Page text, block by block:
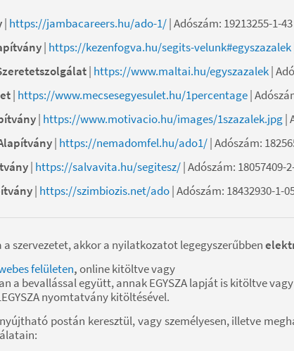
| https://jambacareers.hu/ado-1/| Adószám: 19213255-1-43
| https://kezenfogva.hu/segits-velunk#egyszazalek
| https://www.maltai.hu/egyszazalek|
| https://www.mecsesegyesulet.hu/1percentage|
| https://www.motivacio.hu/images/1szazalek.jpg|
| https://nemadomfel.hu/ado1/|Adószám:
| https://salvavita.hu/segitesz/| Adószám: 18057409-
| https://szimbiozis.net/ado| Adószám: 18432930-1-
szervezetet, akkor a nyilatkozatot legegyszerűbben
felületen,online kitöltve vagy
a bevallással együtt, annak EGYSZA lapját is kitöltve vagy
nyomtatvány kitöltésével.
postán keresztül, vagy személyesen, illetve